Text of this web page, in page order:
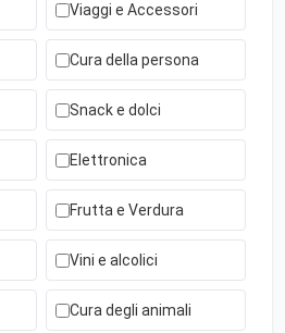
Viaggi e Accessori
Cura della persona
Snack e dolci
Elettronica
Frutta e Verdura
Vini e alcolici
Cura degli animali